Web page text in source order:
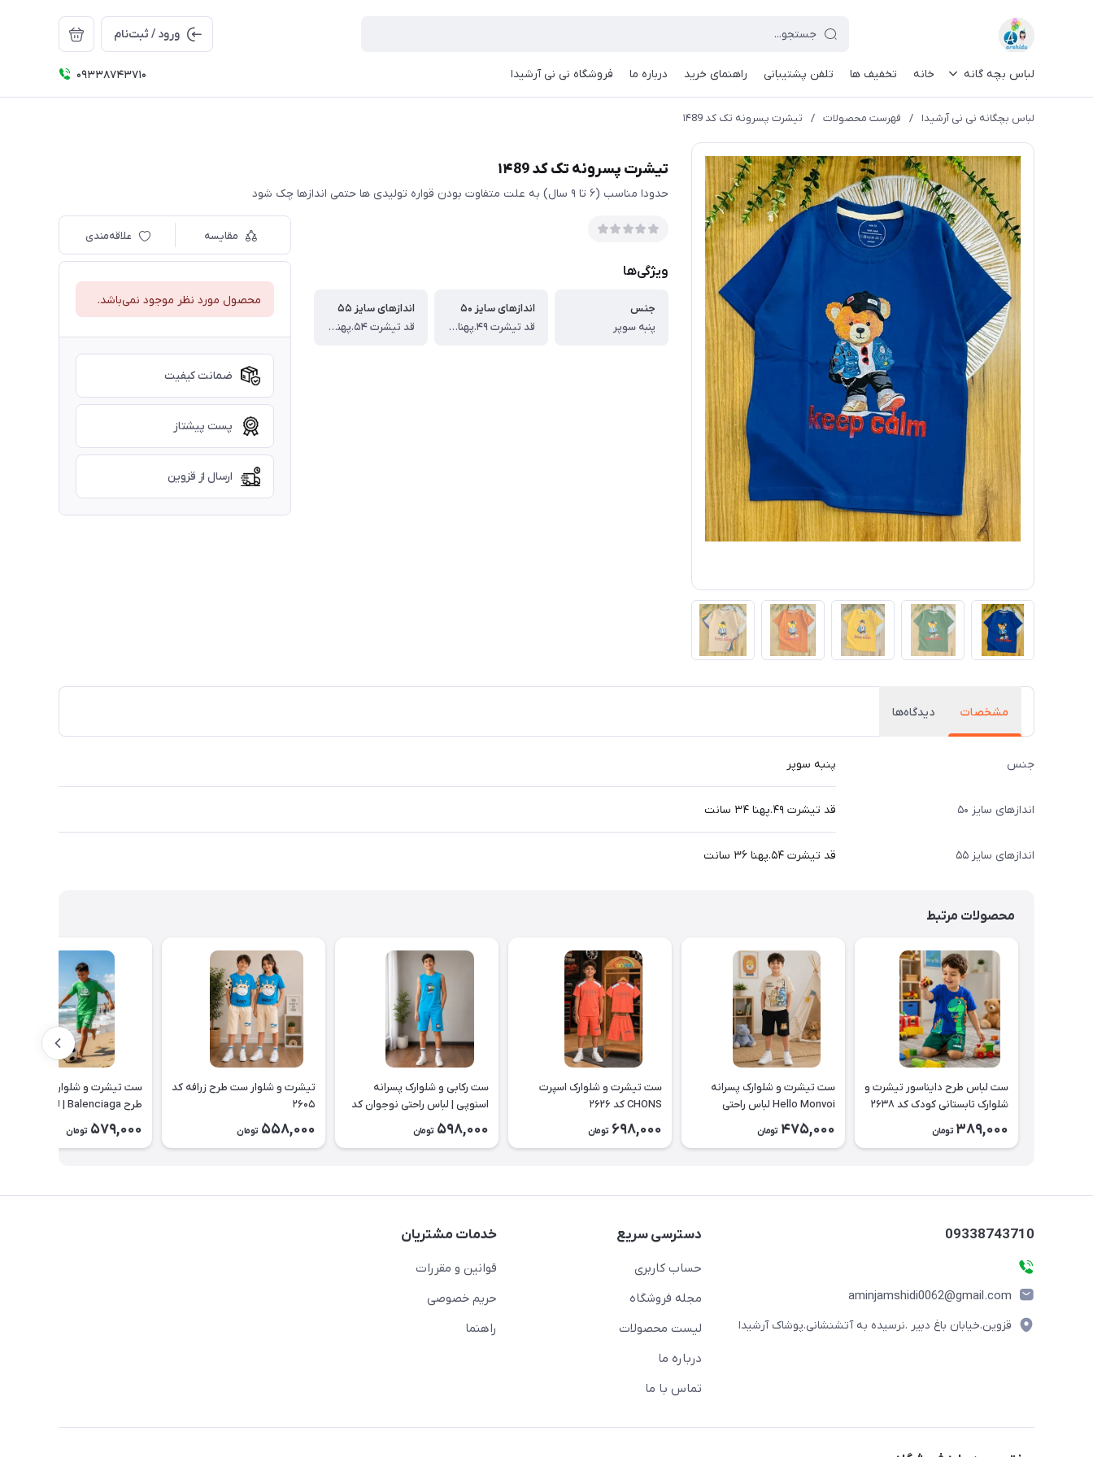
ورود / ثبت‌نام
لباس بچه گانه خانه تخفیف ها تلفن پشتیبانی راهنمای خرید درباره ما فروشگاه نی نی آرشیدا 09338743710
لباس بچگانه نی نی آرشیدا / فهرست محصولات / تیشرت پسرونه تک کد ۱۴89
تیشرت پسرونه تک کد ۱۴89
حدودا مناسب (۶ تا ۹ سال) به علت متفاوت بودن قواره تولیدی ها حتمی اندازها چک شود
ویژگی‌ها
جنس
پنبه سوپر
اندازهای سایز ۵۰
قد تیشرت ۴۹.پهنا ۳۴ سانت
اندازهای سایز ۵۵
قد تیشرت ۵۴.پهنا ۳۶ سانت
مقایسه علاقه‌مندی
محصول مورد نظر موجود نمی‌باشد.
ضمانت کیفیت
پست پیشتاز
ارسال از قزوین
مشخصات دیدگاه‌ها
جنس پنبه سوپر
اندازهای سایز ۵۰ قد تیشرت ۴۹.پهنا ۳۴ سانت
اندازهای سایز ۵۵ قد تیشرت ۵۴.پهنا ۳۶ سانت
محصولات مرتبط
ست لباس طرح دایناسور تیشرت و
شلوارک تابستانی کودک کد ۲۶۳۸
389,000 تومان
ست تیشرت و شلوارک پسرانه
Hello Monvoi لباس راحتی
بچه‌گانه نخی کد ۲۶۲۹
475,000 تومان
ست تیشرت و شلوارک اسپرت
CHONS کد ۲۶۲۶
698,000 تومان
ست رکابی و شلوارک پسرانه
اسنوپی | لباس راحتی نوجوان کد
598,000 تومان
تیشرت و شلوار ست طرح زرافه کد
۲۶۰۵
558,000 تومان
ست تیشرت و شلوارک بچه گانه
طرح Balenciaga | لباس راحتی
تابستانی کودک کد ۲۶۰۰
579,000 تومان
09338743710
aminjamshidi0062@gmail.com
قزوین.خیابان باغ دبیر .نرسیده به آتشنشانی.پوشاک آرشیدا
دسترسی سریع
حساب کاربری
مجله فروشگاه
لیست محصولات
درباره ما
تماس با ما
خدمات مشتریان
قوانین و مقررات
حریم خصوصی
راهنما